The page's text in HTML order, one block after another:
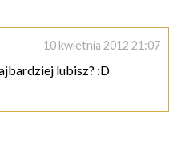
10 kwietnia 2012 21:07
lubisz? :D